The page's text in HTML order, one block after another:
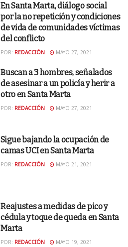
En Santa Marta, diálogo social
por la no repetición y condiciones
de vida de comunidades víctimas
del conflicto
POR: REDACCIÓN MAYO 27, 2021
Buscan a 3 hombres, señalados
de asesinar a un policía y herir a
otro en Santa Marta
POR: REDACCIÓN MAYO 27, 2021
Sigue bajando la ocupación de
camas UCI en Santa Marta
POR: REDACCIÓN MAYO 21, 2021
Reajustes a medidas de pico y
cédula y toque de queda en Santa
Marta
POR: REDACCIÓN MAYO 19, 2021